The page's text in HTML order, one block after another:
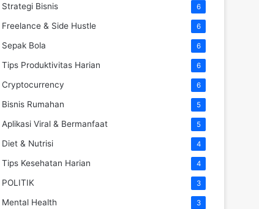
Strategi Bisnis 6
Freelance & Side Hustle 6
Sepak Bola 6
Tips Produktivitas Harian 6
Cryptocurrency 6
Bisnis Rumahan 5
Aplikasi Viral & Bermanfaat 5
Diet & Nutrisi 4
Tips Kesehatan Harian 4
POLITIK 3
Mental Health 3